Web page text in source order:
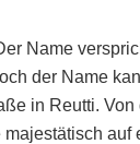
Name
der Name
in Reutti.
majestätisch